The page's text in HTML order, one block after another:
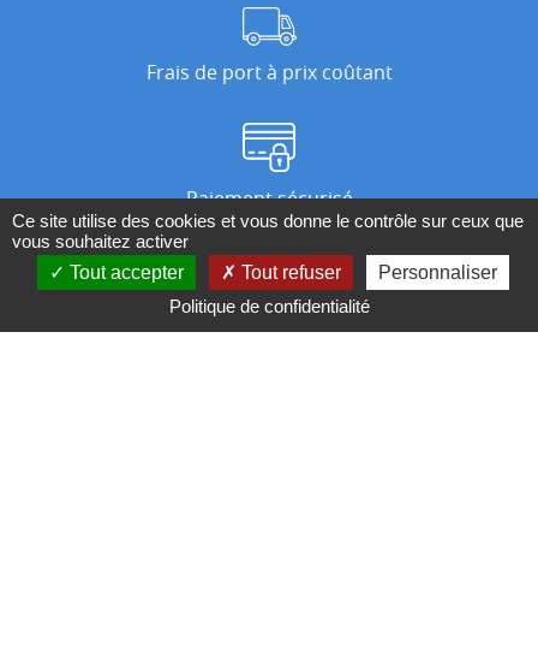
Frais de port à prix coûtant
Paiement sécurisé
Nos magasins
Ce site utilise des cookies et vous donne le contrôle sur ceux que
vous souhaitez activer
Tout accepter
Tout refuser
Personnaliser
Politique de confidentialité